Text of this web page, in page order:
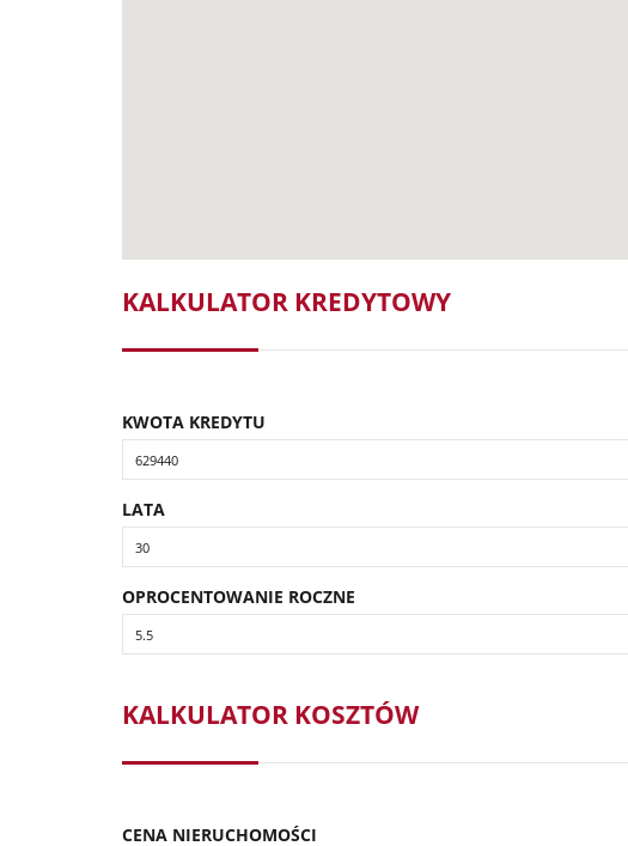
KALKULATOR KREDYTOWY
KWOTA KREDYTU
LATA
OPROCENTOWANIE ROCZNE
KALKULATOR KOSZTÓW
CENA NIERUCHOMOŚCI